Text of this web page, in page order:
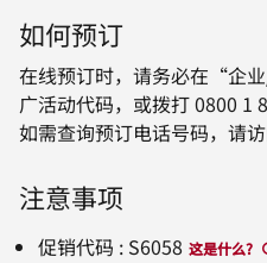
如何预订
在线预订时，请务必在“企
广活动代码，或拨打 0800 1
如需查询预订电话号码，请
注意事项
促销代码 : S6058 这是什么?